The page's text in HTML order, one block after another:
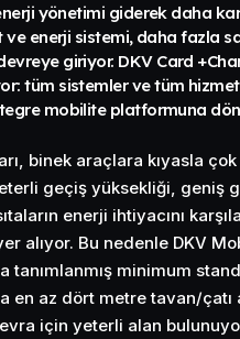
yönetimi giderek daha
enerji sistemi, daha fazla
giriyor. DKV Card
tüm sistemler ve tüm
mobilite platformuna
binek araçlara kıyasla
geçiş yüksekliği, geniş
enerji ihtiyacını
alıyor. Bu nedenle DKV
tanımlanmış minimum
en az dört metre tavan/çatı
için yeterli alan